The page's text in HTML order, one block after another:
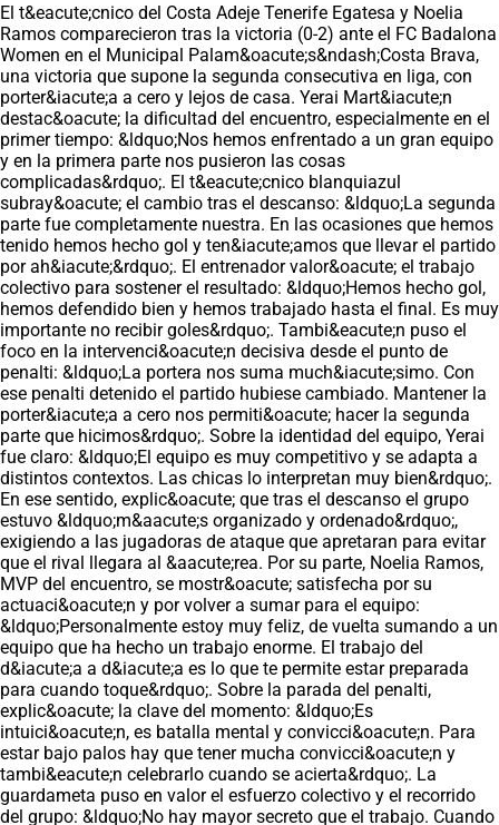
El t&eacute;cnico del Costa Adeje Tenerife Egatesa y Noelia
Ramos comparecieron tras la victoria (0-2) ante el FC Badalona
Women en el Municipal Palam&oacute;s&ndash;Costa Brava,
una victoria que supone la segunda consecutiva en liga, con
porter&iacute;a a cero y lejos de casa. Yerai Mart&iacute;n
destac&oacute; la dificultad del encuentro, especialmente en el
primer tiempo: &ldquo;Nos hemos enfrentado a un gran equipo
y en la primera parte nos pusieron las cosas
complicadas&rdquo;. El t&eacute;cnico blanquiazul
subray&oacute; el cambio tras el descanso: &ldquo;La segunda
parte fue completamente nuestra. En las ocasiones que hemos
tenido hemos hecho gol y ten&iacute;amos que llevar el partido
por ah&iacute;&rdquo;. El entrenador valor&oacute; el trabajo
colectivo para sostener el resultado: &ldquo;Hemos hecho gol,
hemos defendido bien y hemos trabajado hasta el final. Es muy
importante no recibir goles&rdquo;. Tambi&eacute;n puso el
foco en la intervenci&oacute;n decisiva desde el punto de
penalti: &ldquo;La portera nos suma much&iacute;simo. Con
ese penalti detenido el partido hubiese cambiado. Mantener la
porter&iacute;a a cero nos permiti&oacute; hacer la segunda
parte que hicimos&rdquo;. Sobre la identidad del equipo, Yerai
fue claro: &ldquo;El equipo es muy competitivo y se adapta a
distintos contextos. Las chicas lo interpretan muy bien&rdquo;.
En ese sentido, explic&oacute; que tras el descanso el grupo
estuvo &ldquo;m&aacute;s organizado y ordenado&rdquo;,
exigiendo a las jugadoras de ataque que apretaran para evitar
que el rival llegara al &aacute;rea. Por su parte, Noelia Ramos,
MVP del encuentro, se mostr&oacute; satisfecha por su
actuaci&oacute;n y por volver a sumar para el equipo:
&ldquo;Personalmente estoy muy feliz, de vuelta sumando a un
equipo que ha hecho un trabajo enorme. El trabajo del
d&iacute;a a d&iacute;a es lo que te permite estar preparada
para cuando toque&rdquo;. Sobre la parada del penalti,
explic&oacute; la clave del momento: &ldquo;Es
intuici&oacute;n, es batalla mental y convicci&oacute;n. Para
estar bajo palos hay que tener mucha convicci&oacute;n y
tambi&eacute;n celebrarlo cuando se acierta&rdquo;. La
guardameta puso en valor el esfuerzo colectivo y el recorrido
del grupo: &ldquo;No hay mayor secreto que el trabajo. Cuando